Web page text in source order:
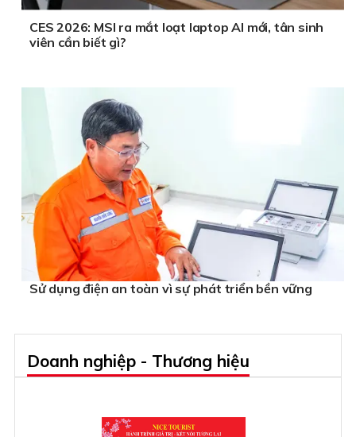
CES 2026: MSI ra mắt loạt laptop AI mới, tân sinh
viên cần biết gì?
Sử dụng điện an toàn vì sự phát triển bền vững
Doanh nghiệp - Thương hiệu